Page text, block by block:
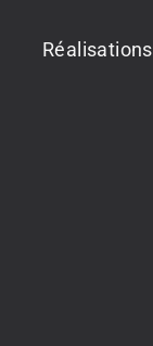
Réalisations